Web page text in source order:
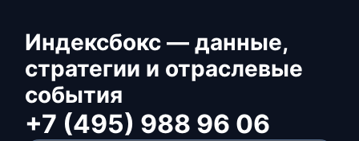
Индексбокс — данные,
стратегии и отраслевые
события
+7 (495) 988 96 06